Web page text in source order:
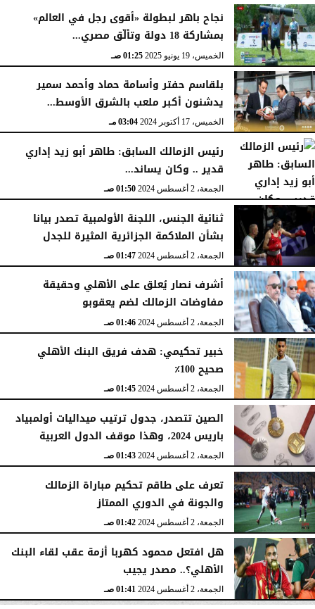
السبت، 10 يناير 2026 05:57 صـ
نجاح باهر لبطولة «أقوى رجل في العالم»
بمشاركة 18 دولة وتألّق مصري...
الخميس، 19 يونيو 2025 01:25 صـ
بلقاسم حفتر وأسامة حماد وأحمد سمير
يدشنون أكبر ملعب بالشرق الأوسط...
الخميس، 17 أكتوبر 2024 03:04 مـ
رئيس الزمالك السابق: طاهر أبو زيد إداري
قدير .. وكان يساند...
الجمعة، 2 أغسطس 2024 01:50 صـ
ثنائية الجنس، اللجنة الأولمبية تصدر بيانا
بشأن الملاكمة الجزائرية المثيرة للجدل
الجمعة، 2 أغسطس 2024 01:47 صـ
أشرف نصار يُعلق على الأهلي وحقيقة
مفاوضات الزمالك لضم يعقوبو
الجمعة، 2 أغسطس 2024 01:46 صـ
خبير تحكيمي: هدف فريق البنك الأهلي
صحيح 100٪
الجمعة، 2 أغسطس 2024 01:45 صـ
الصين تتصدر، جدول ترتيب ميداليات أولمبياد
باريس 2024، وهذا موقف الدول العربية
الجمعة، 2 أغسطس 2024 01:43 صـ
تعرف على طاقم تحكيم مباراة الزمالك
والجونة في الدوري الممتاز
الجمعة، 2 أغسطس 2024 01:42 صـ
هل افتعل محمود كهربا أزمة عقب لقاء البنك
الأهلي؟.. مصدر يجيب
الجمعة، 2 أغسطس 2024 01:41 صـ